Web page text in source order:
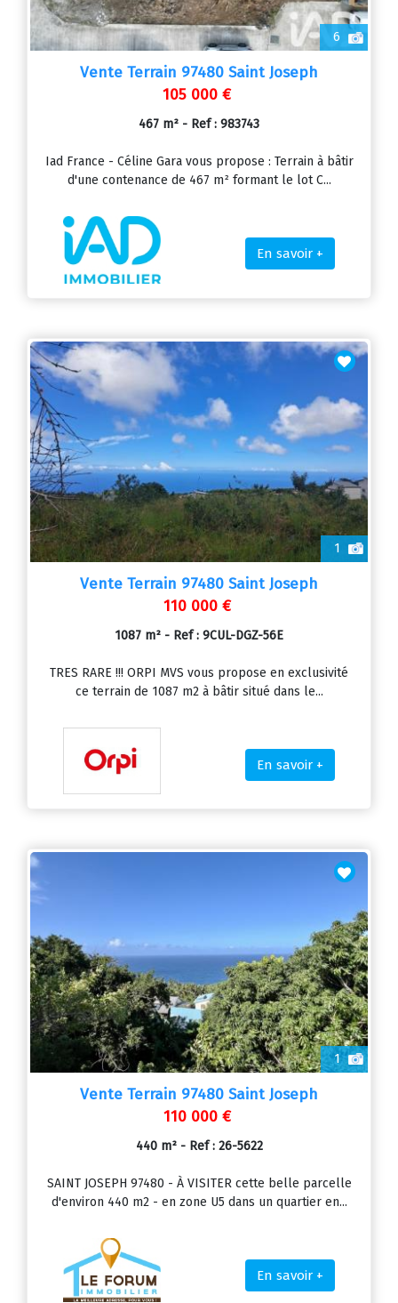
6
Vente Terrain 97480 Saint Joseph
105 000 €
467 m² - Ref : 983743
Iad France - Céline Gara vous propose : Terrain à bâtir
d'une contenance de 467 m² formant le lot C...
En savoir +
1
Vente Terrain 97480 Saint Joseph
110 000 €
1087 m² - Ref : 9CUL-DGZ-56E
TRES RARE !!! ORPI MVS vous propose en exclusivité
ce terrain de 1087 m2 à bâtir situé dans le...
En savoir +
1
Vente Terrain 97480 Saint Joseph
110 000 €
440 m² - Ref : 26-5622
SAINT JOSEPH 97480 - À VISITER cette belle parcelle
d'environ 440 m2 - en zone U5 dans un quartier en...
En savoir +